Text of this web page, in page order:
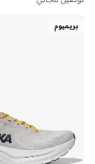
بريميوم